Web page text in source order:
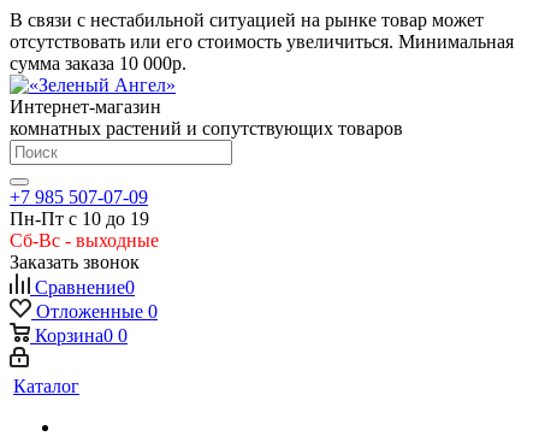
В связи с нестабильной ситуацией на рынке товар может
отсутствовать или его стоимость увеличиться. Минимальная
сумма заказа 10 000р.
Интернет-магазин
комнатных растений и сопутствующих товаров
+7 985 507-07-09
Пн-Пт с 10 до 19
Сб-Вс - выходные
Заказать звонок
Сравнение0
Отложенные 0
Корзина0 0
Каталог